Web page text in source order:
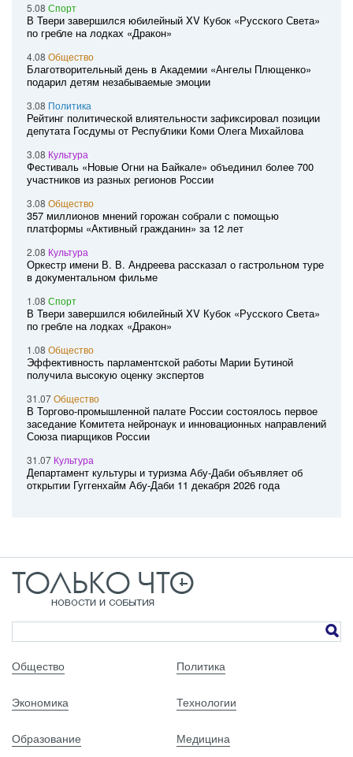
5.08 Спорт
В Твери завершился юбилейный XV Кубок «Русского Света»
по гребле на лодках «Дракон»
4.08 Общество
Благотворительный день в Академии «Ангелы Плющенко»
подарил детям незабываемые эмоции
3.08 Политика
Рейтинг политической влиятельности зафиксировал позиции
депутата Госдумы от Республики Коми Олега Михайлова
3.08 Культура
Фестиваль «Новые Огни на Байкале» объединил более 700
участников из разных регионов России
3.08 Общество
357 миллионов мнений горожан собрали с помощью
платформы «Активный гражданин» за 12 лет
2.08 Культура
Оркестр имени В. В. Андреева рассказал о гастрольном туре
в документальном фильме
1.08 Спорт
В Твери завершился юбилейный XV Кубок «Русского Света»
по гребле на лодках «Дракон»
1.08 Общество
Эффективность парламентской работы Марии Бутиной
получила высокую оценку экспертов
31.07Общество
В Торгово-промышленной палате России состоялось первое
заседание Комитета нейронаук и инновационных направлений
Союза пиарщиков России
31.07 Культура
Департамент культуры и туризма Абу-Даби объявляет об
открытии Гуггенхайм Абу-Даби 11 декабря 2026 года
Общество Политика
Экономика Технологии
Образование Медицина